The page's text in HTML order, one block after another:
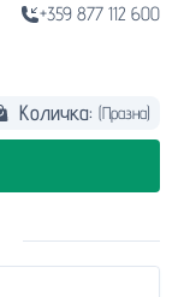
+359 877 112 600
Количка: (Празна)